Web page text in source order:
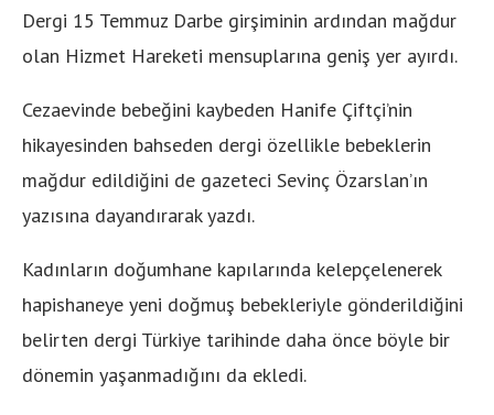
Dergi 15 Temmuz Darbe girşiminin ardından mağdur
olan Hizmet Hareketi mensuplarına geniş yer ayırdı.
Cezaevinde bebeğini kaybeden Hanife Çiftçi’nin
hikayesinden bahseden dergi özellikle bebeklerin
mağdur edildiğini de gazeteci Sevinç Özarslan’ın
yazısına dayandırarak yazdı.
Kadınların doğumhane kapılarında kelepçelenerek
hapishaneye yeni doğmuş bebekleriyle gönderildiğini
belirten dergi Türkiye tarihinde daha önce böyle bir
dönemin yaşanmadığını da ekledi.